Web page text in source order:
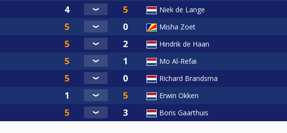
Qualification match)
= afdracht KNBB vrijwilligerspoule | €10 = 70%:prijzengeld/ 30% : Masters
te worden voldaan via CueScore (inschrijfgeld reeds inclusief € 1,-
12.30 uur***
Niek de Lange
Misha Zoet
Hindrik de Haan
Mo Al-Refai
Richard Brandsma
Erwin Okken
Boris Gaarthuis